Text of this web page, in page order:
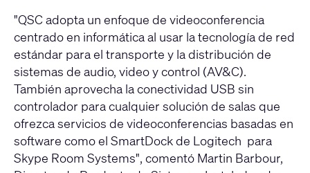
"QSC adopta un enfoque de videoconferencia
centrado en informática al usar la tecnología de red
estándar para el transporte y la distribución de
sistemas de audio, video y control (AV&C).
También aprovecha la conectividad USB sin
controlador para cualquier solución de salas que
ofrezca servicios de videoconferencias basadas en
software como el SmartDock de Logitech para
Skype Room Systems", comentó Martin Barbour,